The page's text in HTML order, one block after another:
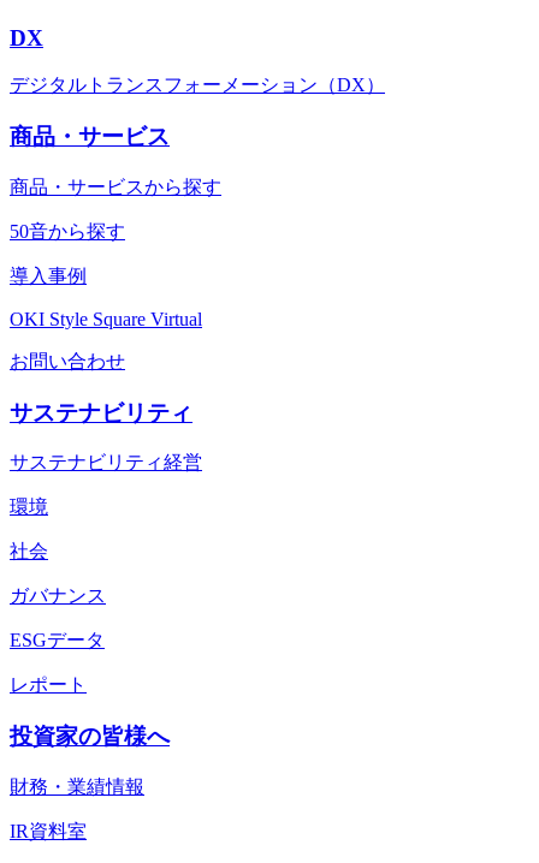
DX
デジタルトランスフォーメーション（DX）
商品・サービス
商品・サービスから探す
50音から探す
導入事例
OKI Style Square Virtual
お問い合わせ
サステナビリティ
サステナビリティ経営
環境
社会
ガバナンス
ESGデータ
レポート
投資家の皆様へ
財務・業績情報
IR資料室